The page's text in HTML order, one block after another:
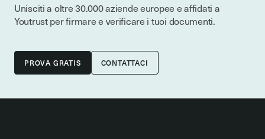
Unisciti a oltre 30.000 aziende europee e affidati a
Youtrust per firmare e verificare i tuoi documenti.
CONTATTACI